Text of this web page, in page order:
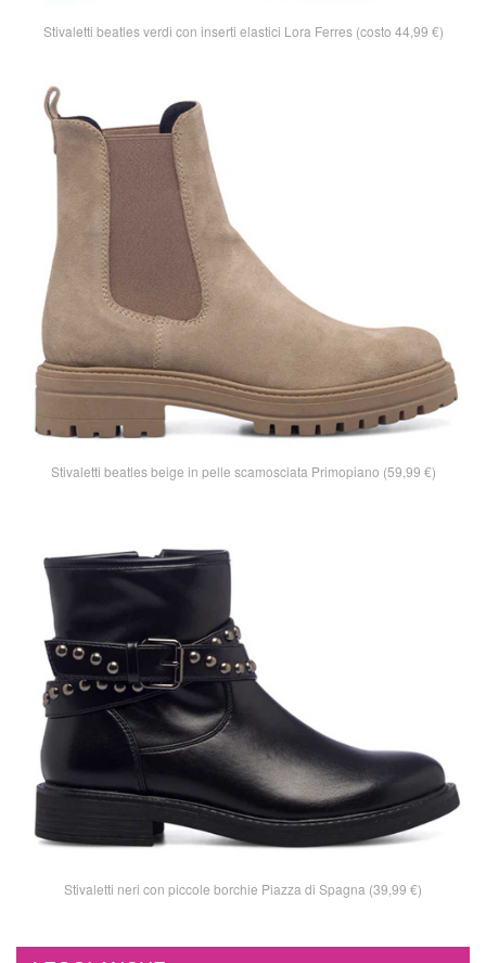
Stivaletti beatles verdi con inserti elastici Lora Ferres (costo 44,99 €)
Stivaletti beatles beige in pelle scamosciata Primopiano (59,99 €)
Stivaletti neri con piccole borchie Piazza di Spagna (39,99 €)